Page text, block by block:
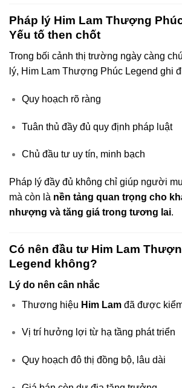
Pháp lý Him Lam Thượng
Yếu tố then chốt
Trong bối cảnh thị trường ngày càng
lý, Him Lam Thượng Phúc Legend ghi
Quy hoạch rõ ràng
Tuân thủ đầy đủ quy định pháp luật
Chủ đầu tư uy tín, minh bạch
Pháp lý đầy đủ không chỉ giúp người
mà còn là nền tảng quan trọng cho
nhượng và tăng giá trong tương lai.
Có nên đầu tư Him Lam
Legend không?
Lý do nên cân nhắc
Thương hiệu Him Lamđã được
Vị trí hưởng lợi từ hạ tầng phát triển
Quy hoạch đô thị đồng bộ, lâu dài